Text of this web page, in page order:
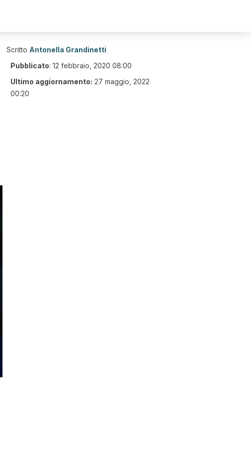
Scritto Antonella Grandinetti
Pubblicato: 12 febbraio, 2020 08:00
Ultimo aggiornamento: 27 maggio, 2022
00:20